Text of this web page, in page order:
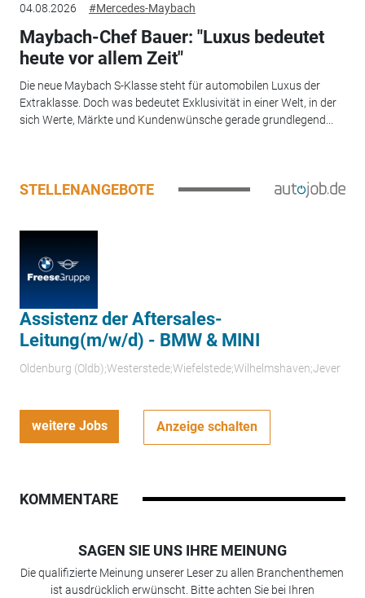
04.08.2026 #Mercedes-Maybach
Maybach-Chef Bauer: "Luxus bedeutet
heute vor allem Zeit"
Die neue Maybach S-Klasse steht für automobilen Luxus der
Extraklasse. Doch was bedeutet Exklusivität in einer Welt, in der
sich Werte, Märkte und Kundenwünsche gerade grundlegend...
STELLENANGEBOTE
Assistenz der Aftersales-
Leitung(m/w/d) - BMW & MINI
Oldenburg (Oldb);Westerstede;Wiefelstede;Wilhelmshaven;Jever
weitere Jobs Anzeige schalten
KOMMENTARE
SAGEN SIE UNS IHRE MEINUNG
Die qualifizierte Meinung unserer Leser zu allen Branchenthemen
ist ausdrücklich erwünscht. Bitte achten Sie bei Ihren